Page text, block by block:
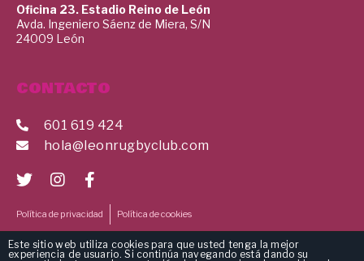
CONTACTO
601 619 424
hola@leonrugbyclub.com
Política de privacidad Política de cookies
Oficina 23. Estadio Reino de León
Avda. Ingeniero Sáenz de Miera, S/N
24009 León
Este sitio web utiliza cookies para que usted tenga la mejor
experiencia de usuario. Si continúa navegando está dando su